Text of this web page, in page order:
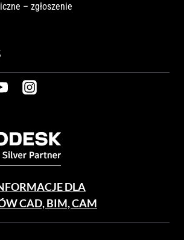
– zgłoszenie
DLA
CAD, BIM, CAM